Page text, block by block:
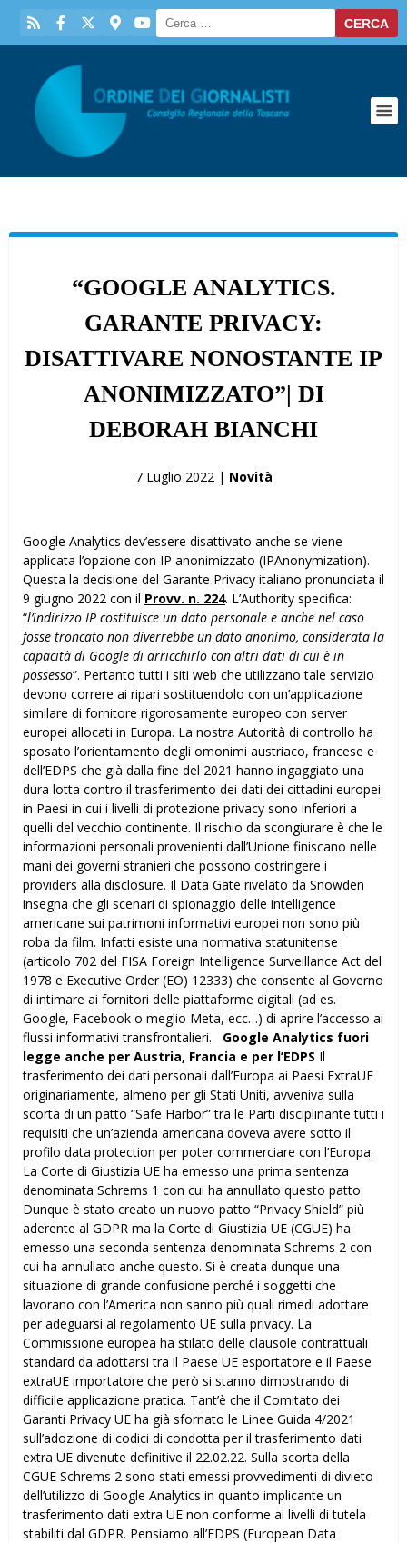
“GOOGLE ANALYTICS.
GARANTE PRIVACY:
DISATTIVARE NONOSTANTE IP
ANONIMIZZATO”| DI
DEBORAH BIANCHI
7 Luglio 2022 | Novità
Google Analytics dev’essere disattivato anche se viene
applicata l’opzione con IP anonimizzato (IPAnonymization).
Questa la decisione del Garante Privacy italiano pronunciata il
9 giugno 2022 con il Provv. n. 224. L’Authority specifica:
“l’indirizzo IP costituisce un dato personale e anche nel caso
fosse troncato non diverrebbe un dato anonimo, considerata la
capacità di Google di arricchirlo con altri dati di cui è in
possesso”. Pertanto tutti i siti web che utilizzano tale servizio
devono correre ai ripari sostituendolo con un’applicazione
similare di fornitore rigorosamente europeo con server
europei allocati in Europa. La nostra Autorità di controllo ha
sposato l’orientamento degli omonimi austriaco, francese e
dell’EDPS che già dalla fine del 2021 hanno ingaggiato una
dura lotta contro il trasferimento dei dati dei cittadini europei
in Paesi in cui i livelli di protezione privacy sono inferiori a
quelli del vecchio continente. Il rischio da scongiurare è che le
informazioni personali provenienti dall’Unione finiscano nelle
mani dei governi stranieri che possono costringere i
providers alla disclosure. Il Data Gate rivelato da Snowden
insegna che gli scenari di spionaggio delle intelligence
americane sui patrimoni informativi europei non sono più
roba da film. Infatti esiste una normativa statunitense
(articolo 702 del FISA Foreign Intelligence Surveillance Act del
1978 e Executive Order (EO) 12333) che consente al Governo
di intimare ai fornitori delle piattaforme digitali (ad es.
Google, Facebook o meglio Meta, ecc…) di aprire l’accesso ai
flussi informativi transfrontalieri. Google Analytics fuori
legge anche per Austria, Francia e per l’EDPS Il
trasferimento dei dati personali dall’Europa ai Paesi ExtraUE
originariamente, almeno per gli Stati Uniti, avveniva sulla
scorta di un patto “Safe Harbor” tra le Parti disciplinante tutti i
requisiti che un’azienda americana doveva avere sotto il
profilo data protection per poter commerciare con l’Europa.
La Corte di Giustizia UE ha emesso una prima sentenza
denominata Schrems 1 con cui ha annullato questo patto.
Dunque è stato creato un nuovo patto “Privacy Shield” più
aderente al GDPR ma la Corte di Giustizia UE (CGUE) ha
emesso una seconda sentenza denominata Schrems 2 con
cui ha annullato anche questo. Si è creata dunque una
situazione di grande confusione perché i soggetti che
lavorano con l’America non sanno più quali rimedi adottare
per adeguarsi al regolamento UE sulla privacy. La
Commissione europea ha stilato delle clausole contrattuali
standard da adottarsi tra il Paese UE esportatore e il Paese
extraUE importatore che però si stanno dimostrando di
difficile applicazione pratica. Tant’è che il Comitato dei
Garanti Privacy UE ha già sfornato le Linee Guida 4/2021
sull’adozione di codici di condotta per il trasferimento dati
extra UE divenute definitive il 22.02.22. Sulla scorta della
CGUE Schrems 2 sono stati emessi provvedimenti di divieto
dell’utilizzo di Google Analytics in quanto implicante un
trasferimento dati extra UE non conforme ai livelli di tutela
stabiliti dal GDPR. Pensiamo all’EDPS (European Data